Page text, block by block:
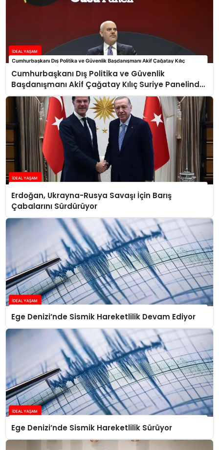
Cumhurbaşkanı Dış Politika ve Güvenlik
Başdanışmanı Akif Çağatay Kılıç Suriye Panelinde
Konuştu
Erdoğan, Ukrayna-Rusya Savaşı İçin Barış
Çabalarını Sürdürüyor
Ege Denizi’nde Sismik Hareketlilik Devam Ediyor
Ege Denizi’nde Sismik Hareketlilik Sürüyor